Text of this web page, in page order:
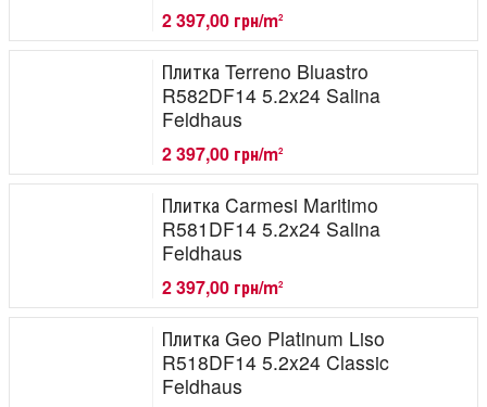
2 397,00 грн/m2
Плитка Terreno Bluastro
R582DF14 5.2x24 Salina
Feldhaus
2 397,00 грн/m2
Плитка Carmesi Maritimo
R581DF14 5.2x24 Salina
Feldhaus
2 397,00 грн/m2
Плитка Geo Platinum Liso
R518DF14 5.2x24 Classic
Feldhaus